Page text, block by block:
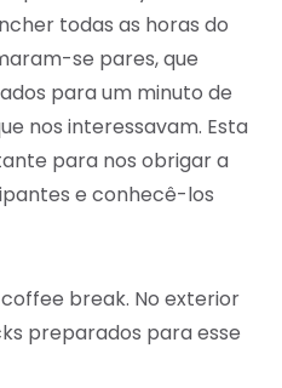
todas as horas do
se pares, que
para um minuto de
nos interessavam. Esta
para nos obrigar a
e conhecê-los
break. No exterior
preparados para esse